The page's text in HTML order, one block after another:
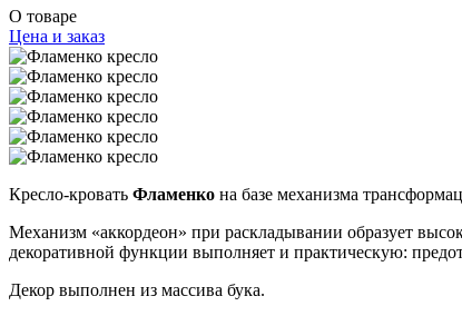
О товаре
Цена и заказ
Кресло-кровать Фламенко на базе механизма
Механизм «аккордеон» при раскладывании образует
декоративной функции выполняет и практическую:
Декор выполнен из массива бука.